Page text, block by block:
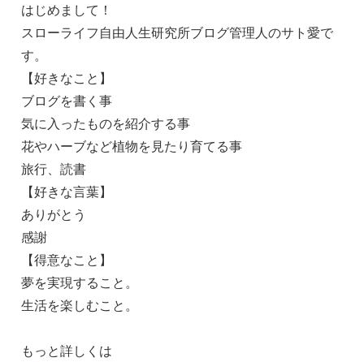
はじめまして！
スローライフ自由人生研究所ブログ管理人のサト愛で
す。
【好きなこと】
ブログを書く事
気に入ったものを紹介する事
花やハーブなど植物を見たり育てる事
旅行、読書
【好きな言葉】
ありがとう
感謝
【得意なこと】
夢を実現すること。
生活を楽しむこと。
もっと詳しくは